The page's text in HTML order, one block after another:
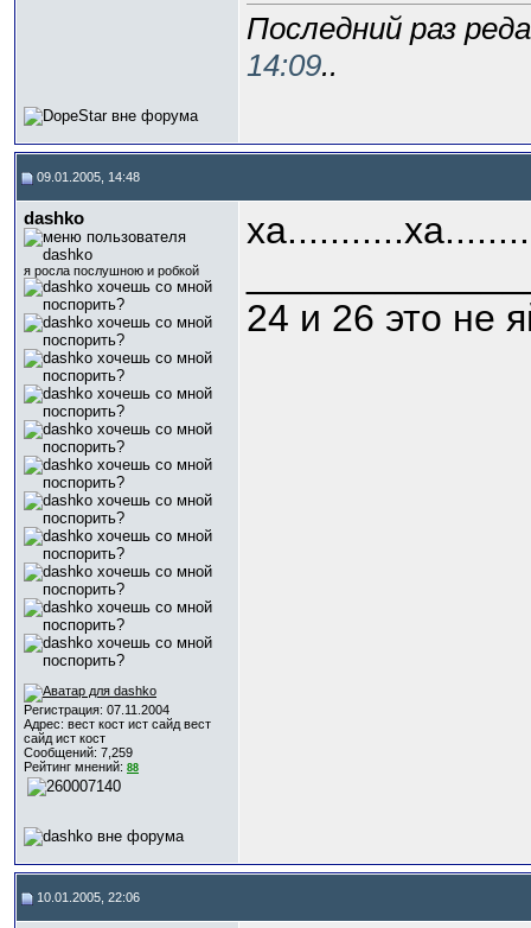
Последний раз
14:09..
09.01.2005, 14:48
dashko
я росла послушною и робкой
Регистрация: 07.11.2004
Адрес: вест кост ист сайд вест
сайд ист кост
Сообщений: 7,259
Рейтинг мнений: 88
24 и 26 это не
10.01.2005, 22:06